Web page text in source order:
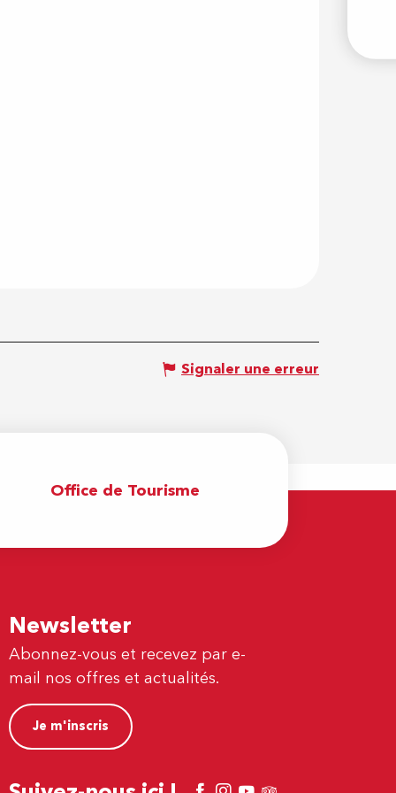
Signaler une erreur
Office de Tourisme
Newsletter
Abonnez-vous et recevez par e-
mail nos offres et actualités.
Je m'inscris